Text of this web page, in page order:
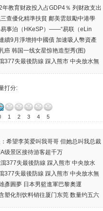
年教育财政投入占GDP4％ 列财政支出
查優化精準扶貧 鄺美雲鼓勵中港學
事泊（HKeSP）——“易联（eLin
續9月淨增持中國債 加速吸人幣資產
癌 韩国一线女星惊艳造型秀(图)
377失最後防線 踩入熊市 中央放水無
打分:
1 2 3 4 5
希望李英爱叫我哥哥 但她总叫我总裁
级景区接待游客超千万
377失最後防線 踩入熊市 中央放水
377失最後防線 踩入熊市 中央放水無
彥圓夢 日本男籃進軍巴黎奧運
塑化剂饮料销往厦门东莞 数量约五六